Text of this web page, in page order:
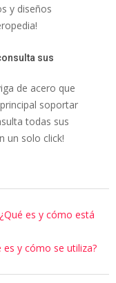
y diseños
sus
de acero que
soportar
todas sus
un solo click!
es y cómo está
es y cómo se utiliza?